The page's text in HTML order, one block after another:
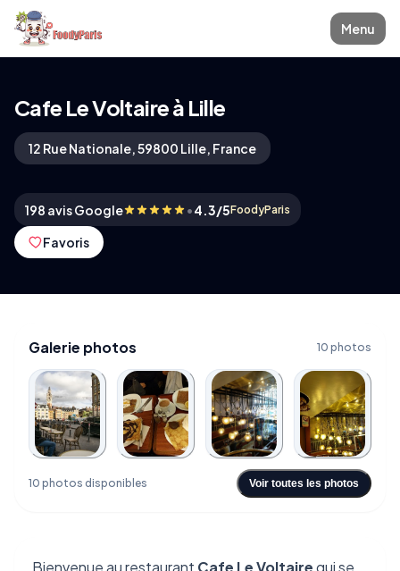
Menu
Cafe Le Voltaire à Lille
12 Rue Nationale, 59800 Lille, France
198 avis Google •4.3/5FoodyParis
Favoris
Galerie photos 10 photos
+6
10 photos disponibles Voir toutes les photos
Bienvenue au restaurant Cafe Le Voltairequi se